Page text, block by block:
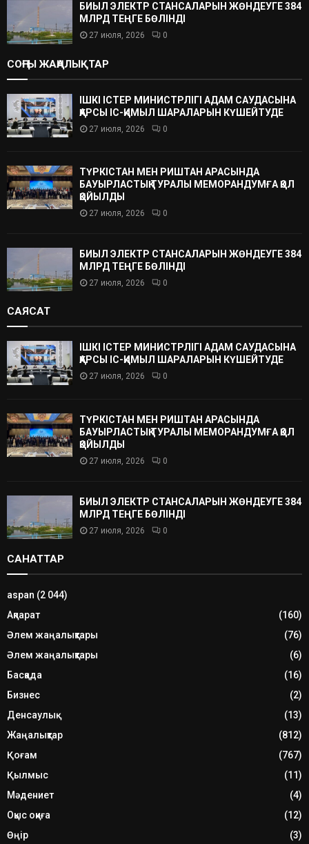
БИЫЛ ЭЛЕКТР СТАНСАЛАРЫН ЖӨНДЕУГЕ 384
МЛРД ТЕҢГЕ БӨЛІНДІ
27 июля, 2026 0
СОҢҒЫ ЖАҢАЛЫҚТАР
ІШКІ ІСТЕР МИНИСТРЛІГІ АДАМ САУДАСЫНА
ҚАРСЫ ІС-ҚИМЫЛ ШАРАЛАРЫН КҮШЕЙТУДЕ
27 июля, 2026 0
ТҮРКІСТАН МЕН РИШТАН АРАСЫНДА
БАУЫРЛАСТЫҚ ТУРАЛЫ МЕМОРАНДУМҒА ҚОЛ
ҚОЙЫЛДЫ
27 июля, 2026 0
БИЫЛ ЭЛЕКТР СТАНСАЛАРЫН ЖӨНДЕУГЕ 384
МЛРД ТЕҢГЕ БӨЛІНДІ
27 июля, 2026 0
САЯСАТ
ІШКІ ІСТЕР МИНИСТРЛІГІ АДАМ САУДАСЫНА
ҚАРСЫ ІС-ҚИМЫЛ ШАРАЛАРЫН КҮШЕЙТУДЕ
27 июля, 2026 0
ТҮРКІСТАН МЕН РИШТАН АРАСЫНДА
БАУЫРЛАСТЫҚ ТУРАЛЫ МЕМОРАНДУМҒА ҚОЛ
ҚОЙЫЛДЫ
27 июля, 2026 0
БИЫЛ ЭЛЕКТР СТАНСАЛАРЫН ЖӨНДЕУГЕ 384
МЛРД ТЕҢГЕ БӨЛІНДІ
27 июля, 2026 0
САНАТТАР
aspan (2 044)
Ақпарат
(160)
Әлем жаңалықтары
(76)
Әлем жаңалықтары
(6)
Басқада
(16)
Бизнес
(2)
Денсаулық
(13)
Жаңалықтар
(812)
Қоғам
(767)
Қылмыс
(11)
Мәдениет
(4)
Оқыс оқиға
(12)
Өңір
(3)